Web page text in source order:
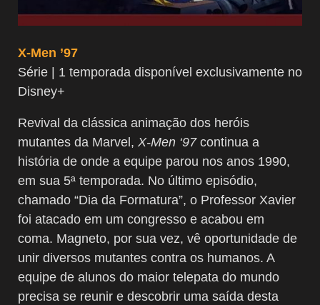
X-Men ’97
Série | 1 temporada disponível exclusivamente no
Disney+
Revival da clássica animação dos heróis
mutantes da Marvel, X-Men ‘97continua a
história de onde a equipe parou nos anos 1990,
em sua 5ª temporada. No último episódio,
chamado “Dia da Formatura”, o Professor Xavier
foi atacado em um congresso e acabou em
coma. Magneto, por sua vez, vê oportunidade de
unir diversos mutantes contra os humanos. A
equipe de alunos do maior telepata do mundo
precisa se reunir e descobrir uma saída desta